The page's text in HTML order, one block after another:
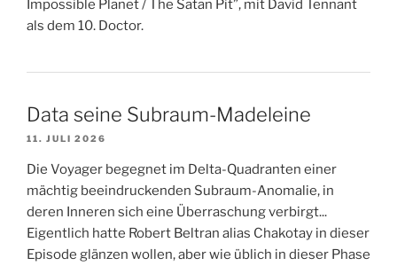
Impossible Planet / The Satan Pit”, mit David Tennant
als dem 10. Doctor.
Data seine Subraum-Madeleine
11. JULI 2026
Die Voyager begegnet im Delta-Quadranten einer
mächtig beeindruckenden Subraum-Anomalie, in
deren Inneren sich eine Überraschung verbirgt...
Eigentlich hatte Robert Beltran alias Chakotay in dieser
Episode glänzen wollen, aber wie üblich in dieser Phase